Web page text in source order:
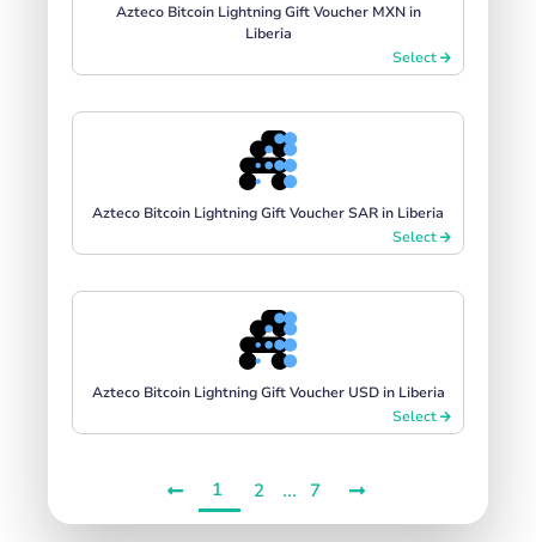
Azteco Bitcoin Lightning Gift Voucher MXN in
Liberia
Select
Azteco Bitcoin Lightning Gift Voucher SAR in Liberia
Select
Azteco Bitcoin Lightning Gift Voucher USD in Liberia
Select
1 2 ... 7